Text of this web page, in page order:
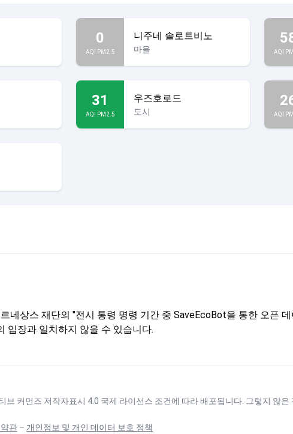
0
AQI PM2.5
니주네 솔로트비노
마을 AQI
31
AQI PM2.5
우즈호로드
도시 AQI
네상스 재단의 "전시 통령 명령 기간 중 SaveEcoBot을 통한 오픈
입장과 일치하지 않을 수 있습니다.
브 커먼즈 저작자표시 4.0 국제 라이선스 조건에 따라 배포됩니다. 그렇지 않
관 – 개인정보 및 개인 데이터 보호 정책